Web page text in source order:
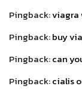
Pingback:viagra
Pingback:buy
Pingback:can
Pingback:cialis